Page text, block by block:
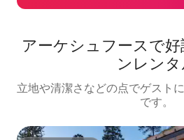
アーケシュフースで
ンレン
立地や清潔さなどの点でゲスト
です。